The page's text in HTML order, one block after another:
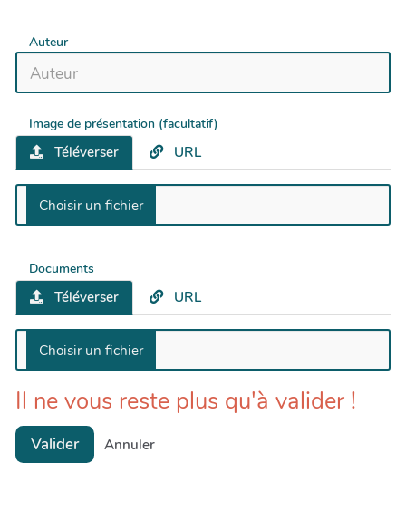
Auteur
Image de présentation (facultatif)
Téléverser URL
Documents
Téléverser URL
Il ne vous reste plus qu'à valider !
Valider Annuler